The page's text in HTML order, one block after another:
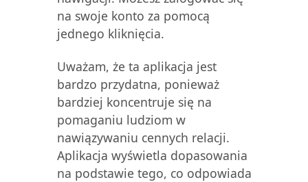
na swoje konto za pomocą
jednego kliknięcia.
Uważam, że ta aplikacja jest
bardzo przydatna, ponieważ
bardziej koncentruje się na
pomaganiu ludziom w
nawiązywaniu cennych relacji.
Aplikacja wyświetla dopasowania
na podstawie tego, co odpowiada